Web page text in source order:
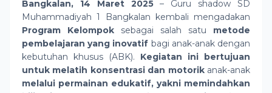
Bangkalan, 14 Maret 2025– Guru shadow SD
Muhammadiyah 1 Bangkalan kembali mengadakan
Program Kelompok sebagai salah satu metode
pembelajaran yang inovatif bagi anak-anak dengan
kebutuhan khusus (ABK). Kegiatan ini bertujuan
untuk melatih konsentrasi dan motorikanak-anak
melalui permainan edukatif, yakni memindahkan